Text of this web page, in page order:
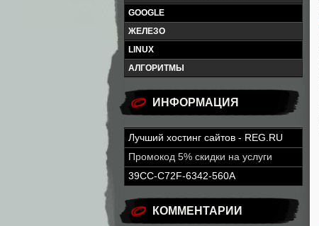
GOOGLE
ЖЕЛЕЗО
LINUX
АЛГОРИТМЫ
ИНФОРМАЦИЯ
Лучший хостинг сайтов - REG.RU
Промокод 5% скидки на услуги
39CC-C72F-6342-560A
КОММЕНТАРИИ